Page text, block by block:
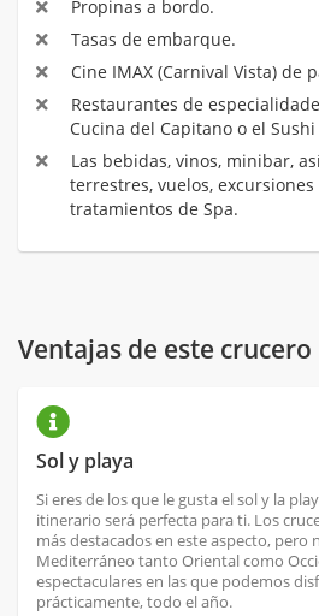
Propinas a bordo.
Tasas de embarque.
Cine IMAX (Carnival Vista) de
Restaurantes de
Cucina del Capitano o el Sushi
Las bebidas, vinos, minibar,
terrestres, vuelos,
tratamientos de Spa.
Ventajas de este crucero
Sol y playa
Si eres de los que le gusta el sol y la
itinerario será perfecta para ti. Los
más destacados en este aspecto, pero
Mediterráneo tanto Oriental como
espectaculares en las que podemos
prácticamente, todo el año.